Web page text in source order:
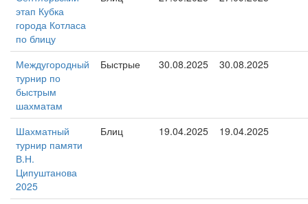
этап Кубка
города Котласа
по блицу
Междугородный
турнир по
быстрым
шахматам
Быстрые 30.08.2025 30.08.2025
Шахматный
турнир памяти
В.Н.
Ципуштанова
2025
Блиц 19.04.2025 19.04.2025